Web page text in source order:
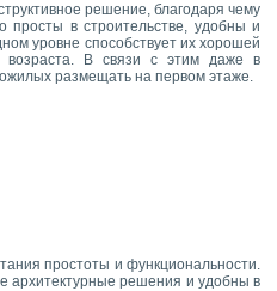
решение, благодаря чему
просты в строительстве, удобны и
уровне способствует их хорошей
возраста. В связи с этим даже в
размещать на первом этаже.
простоты и функциональности.
архитектурные решения и удобны в